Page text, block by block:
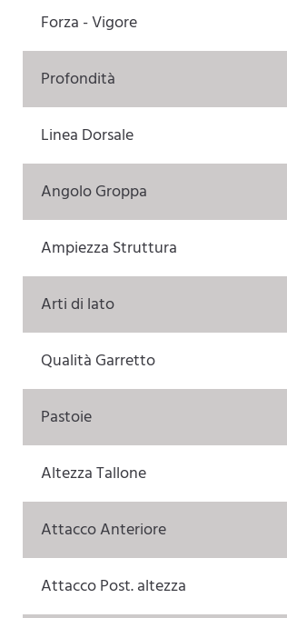
Forza - Vigore
Profondità
Linea Dorsale
Angolo Groppa
Ampiezza Struttura
Arti di lato
Qualità Garretto
Pastoie
Altezza Tallone
Attacco Anteriore
Attacco Post. altezza